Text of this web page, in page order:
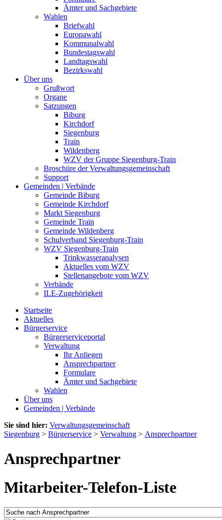
Ämter und Sachgebiete
Wahlen
Briefwahl
Europawahl
Kommunalwahl
Bundestagswahl
Landtagswahl
Bezirkswahl
Über uns
Grußwort
Organe
Satzungen
Biburg
Kirchdorf
Siegenburg
Train
Wildenberg
WZV der Gruppe Siegenburg-Train
Broschüre der Verwaltungsgemeinschaft
Support
Gemeinden | Verbände
Gemeinde Biburg
Gemeinde Kirchdorf
Markt Siegenburg
Gemeinde Train
Gemeinde Wildenberg
Schulverband Siegenburg-Train
WZV Siegenburg-Train
Trinkwasseranalysen
Aktuelles vom WZV
Stellenangebote vom WZV
Verbände
ILE-Zugehörigkeit
Startseite
Aktuelles
Bürgerservice
Bürgerserviceportal
Verwaltung
Ihr Anliegen
Ansprechpartner
Formulare
Ämter und Sachgebiete
Wahlen
Über uns
Gemeinden | Verbände
Sie sind hier: Verwaltungsgemeinschaft
Siegenburg > Bürgerservice > Verwaltung > Ansprechpartner
Ansprechpartner
Mitarbeiter-Telefon-Liste